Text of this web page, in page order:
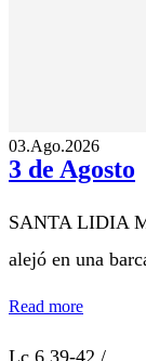
03.Ago.2026
3 de Agosto
SANTA LIDIA
alejó en una
Read more
Lc 6,39-42 /